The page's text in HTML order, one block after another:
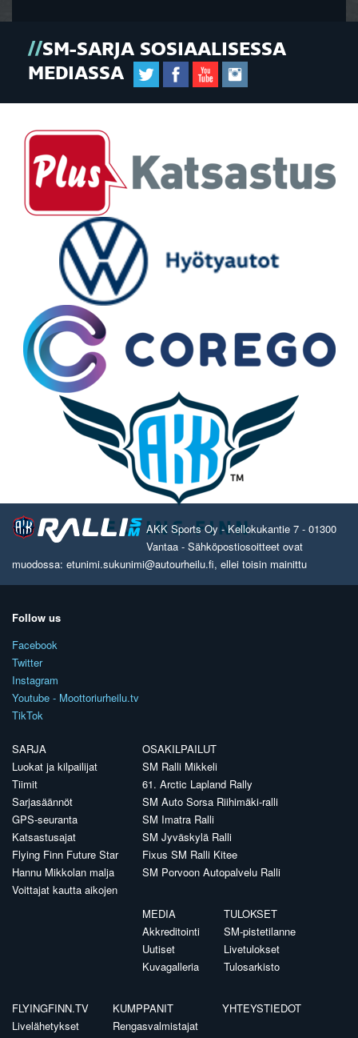
SM-SARJA SOSIAALISESSA
MEDIASSA
AKK Sports Oy - Kellokukantie 7 - 01300
Vantaa - Sähköpostiosoitteet ovat
muodossa: etunimi.sukunimi@autourheilu.fi, ellei toisin mainittu
Follow us
Facebook
Twitter
Instagram
Youtube - Moottoriurheilu.tv
TikTok
SARJA
Luokat ja kilpailijat
Tiimit
Sarjasäännöt
GPS-seuranta
Katsastusajat
Flying Finn Future Star
Hannu Mikkolan malja
Voittajat kautta aikojen
OSAKILPAILUT
SM Ralli Mikkeli
61. Arctic Lapland Rally
SM Auto Sorsa Riihimäki-ralli
SM Imatra Ralli
SM Jyväskylä Ralli
Fixus SM Ralli Kitee
SM Porvoon Autopalvelu Ralli
MEDIA
Akkreditointi
Uutiset
Kuvagalleria
TULOKSET
SM-pistetilanne
Livetulokset
Tulosarkisto
FLYINGFINN.TV
Livelähetykset
KUMPPANIT
Rengasvalmistajat
YHTEYSTIEDOT